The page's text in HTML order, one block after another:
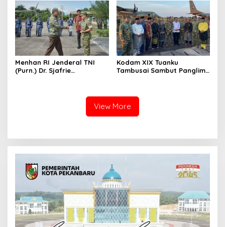
untuk Masyarakat Lingga
Penguatan Satuan
Menhan RI Jenderal TNI
(Purn.) Dr. Sjafrie
Tuanku Tambusai Kawal
Kodam XIX Tuanku
Tambusai Sambut Panglima
Terintegrasi TNI 2026
View More